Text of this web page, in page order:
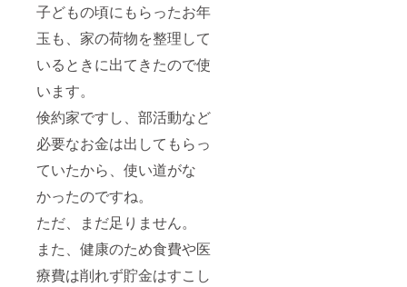
子どもの頃にもらったお年
玉も、家の荷物を整理して
いるときに出てきたので使
います。
倹約家ですし、部活動など
必要なお金は出してもらっ
ていたから、使い道がな
かったのですね。
ただ、まだ足りません。
また、健康のため食費や医
療費は削れず貯金はすこし